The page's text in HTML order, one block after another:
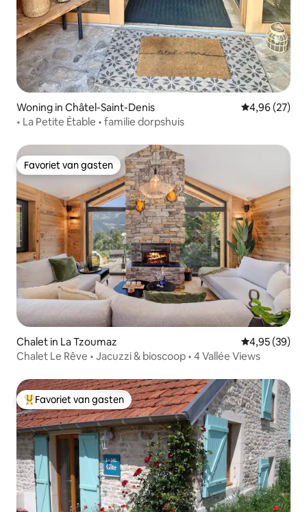
Woning in Châtel-Saint-Denis Gemiddelde
4,96 (27)
• La Petite Étable • familie dorpshuis
Favoriet van gasten
Favoriet van gasten
Chalet in La Tzoumaz Gemiddelde
4,95 (39)
Chalet Le Rêve • Jacuzzi & bioscoop • 4 Vallée Views
Topfavoriet van gasten
Favoriet van gasten